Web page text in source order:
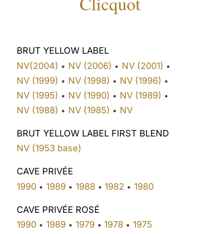
BRUT YELLOW LABEL
NV(2004) • NV (2006) • NV (2001) •
NV (1999) • NV (1998) • NV (1996) •
NV (1995) • NV (1990) • NV (1989) •
NV (1988) • NV (1985) • NV
BRUT YELLOW LABEL FIRST BLEND
NV (1953 base)
CAVE PRIVÉE
1990 • 1989 • 1988 • 1982 • 1980
CAVE PRIVÉE ROSÉ
1990 • 1989 • 1979 • 1978 • 1975